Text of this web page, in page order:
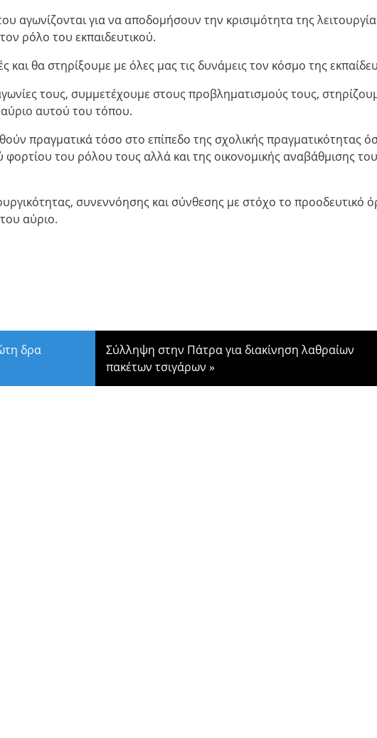
αγωνίζονται για να αποδομήσουν την κρισιμότητα της
ρόλο του εκπαιδευτικού.
και θα στηρίξουμε με όλες μας τις δυνάμεις τον κόσμο της
τους, συμμετέχουμε στους προβληματισμούς τους,
αυτού του τόπου.
πραγματικά τόσο στο επίπεδο της σχολικής πραγματικότητας
του ρόλου τους αλλά και της οικονομικής αναβάθμισης του
συνεννόησης και σύνθεσης με στόχο το προοδευτικό
αύριο.
δρα
Σύλληψη στην Πάτρα για διακίνηση λαθραίων
πακέτων τσιγάρων »